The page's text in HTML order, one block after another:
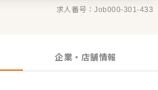
います。腰を据えて長く働ける環境
求人番号：Job000-301-433
企業・店舗情報